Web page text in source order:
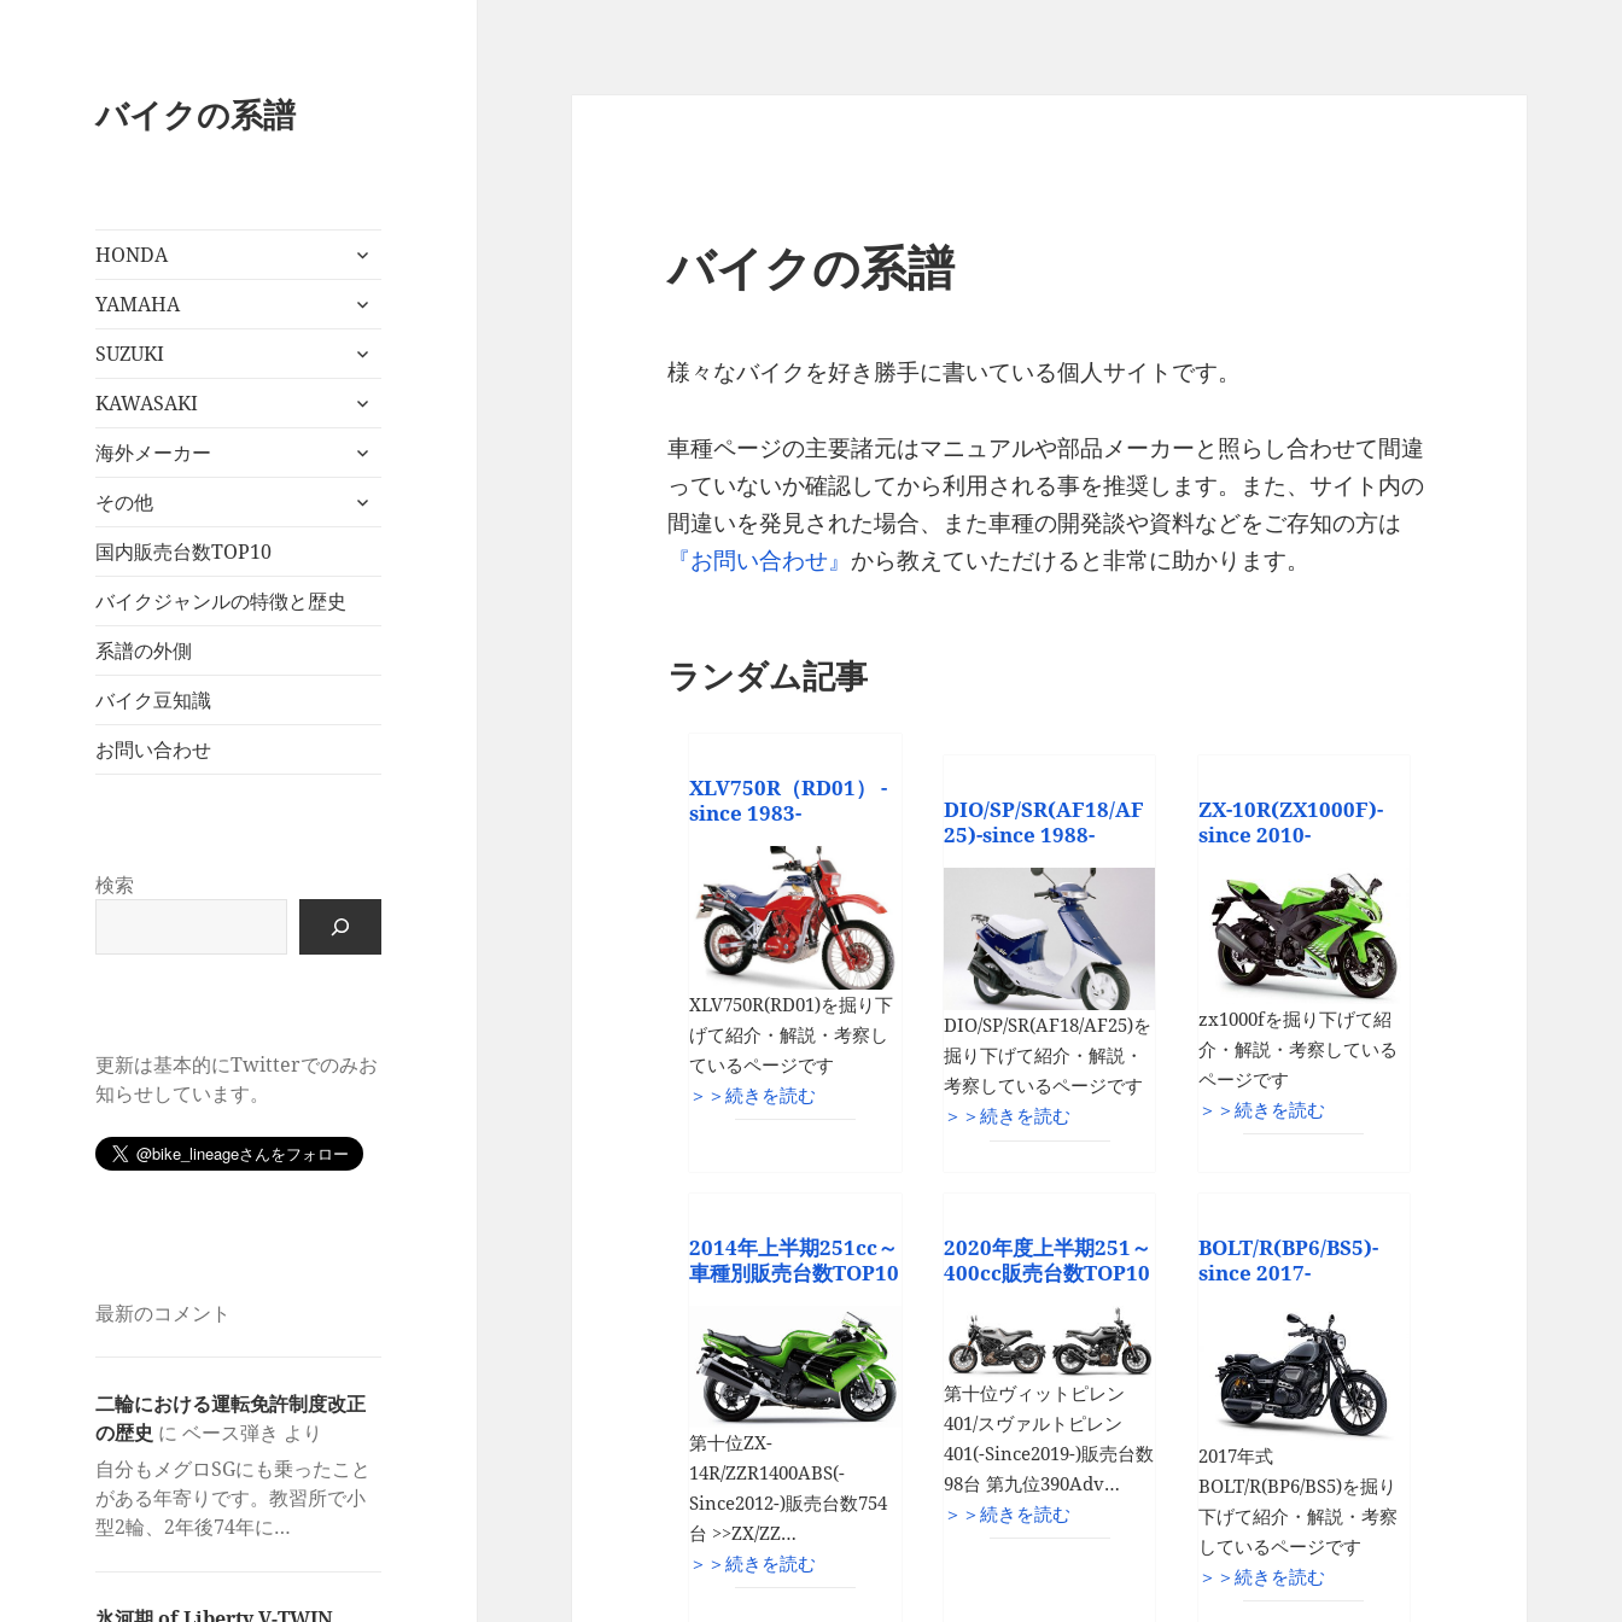
バイクの系譜
HONDA
サ
メ
ュ
を
YAMAHA
サ
メ
ュ
を
SUZUKI
サ
メ
ュ
を
KAWASAKI
サ
メ
ュ
展
開
海外メーカー
サ
メ
を
その他
サ
ュ
国内販売台数TOP10
バイクジャンルの特徴と歴史
系譜の外側
バイク豆知識
お問い合わせ
検索
更新は基本的にTwitterでのみお
知らせしています。
最新のコメント
二輪における運転免許制度改正
の歴史 にベース弾き より
自分もメグロSGにも乗ったこと
がある年寄りです。教習所で小
型2輪、2年後74年に…
バイクの系譜
様々なバイクを好き勝手に書いている個人サイトです。
車種ページの主要諸元はマニュアルや部品メーカーと照らし合わせて間違
っていないか確認してから利用される事を推奨します。また、サイト内の
間違いを発見された場合、また車種の開発談や資料などをご存知の方は
『お問い合わせ』 から教えていただけると非常に助かります。
ランダム記事
XLV750R（RD01） -
since 1983-
XLV750R(RD01)を掘り下
げて紹介・解説・考察し
ているページです
＞＞続きを読む
DIO/SP/SR(AF18/AF
25)-since 1988-
DIO/SP/SR(AF18/AF25)を
掘り下げて紹介・解説・
考察しているページです
＞＞続きを読む
ZX-10R(ZX1000F)-
since 2010-
zx1000fを掘り下げて紹
介・解説・考察している
ページです
＞＞続きを読む
2014年上半期251cc～
車種別販売台数TOP10
第十位ZX-
14R/ZZR1400ABS(-
Since2012-)販売台数754
台 >>ZX/ZZ…
＞＞続きを読む
2020年度上半期251～
400cc販売台数TOP10
第十位ヴィットピレン
401/スヴァルトピレン
401(-Since2019-)販売台数
98台 第九位390Adv…
＞＞続きを読む
BOLT/R(BP6/BS5)-
since 2017-
2017年式
BOLT/R(BP6/BS5)を掘り
下げて紹介・解説・考察
しているページです
＞＞続きを読む